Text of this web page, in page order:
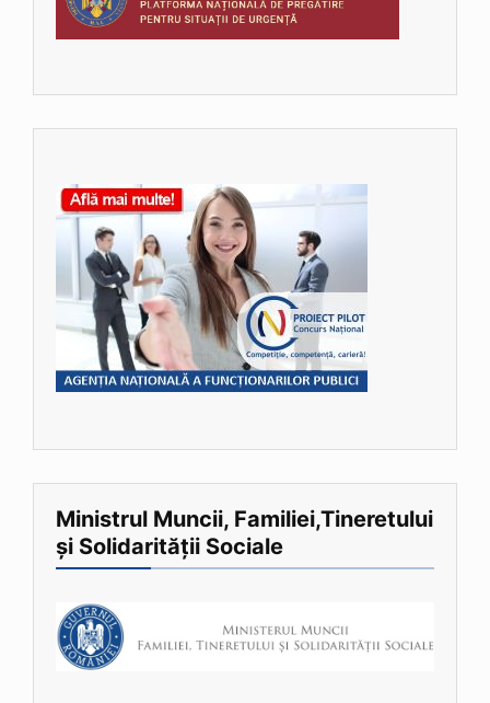
Ministrul Muncii, Familiei,Tineretului
și Solidarității Sociale